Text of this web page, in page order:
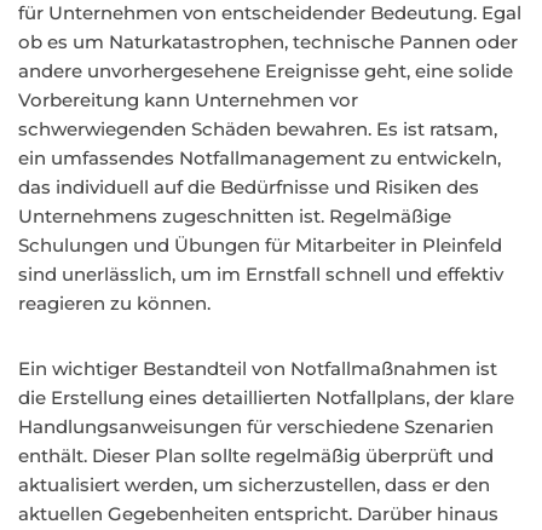
für Unternehmen von entscheidender Bedeutung. Egal
ob es um Naturkatastrophen, technische Pannen oder
andere unvorhergesehene Ereignisse geht, eine solide
Vorbereitung kann Unternehmen vor
schwerwiegenden Schäden bewahren. Es ist ratsam,
ein umfassendes Notfallmanagement zu entwickeln,
das individuell auf die Bedürfnisse und Risiken des
Unternehmens zugeschnitten ist. Regelmäßige
Schulungen und Übungen für Mitarbeiter in Pleinfeld
sind unerlässlich, um im Ernstfall schnell und effektiv
reagieren zu können.
Ein wichtiger Bestandteil von Notfallmaßnahmen ist
die Erstellung eines detaillierten Notfallplans, der klare
Handlungsanweisungen für verschiedene Szenarien
enthält. Dieser Plan sollte regelmäßig überprüft und
aktualisiert werden, um sicherzustellen, dass er den
aktuellen Gegebenheiten entspricht. Darüber hinaus